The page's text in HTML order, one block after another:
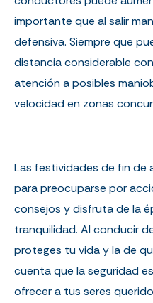
importante que al salir
defensiva. Siempre que
distancia considerable
atención a posibles
velocidad en zonas
Las festividades de fin de
para preocuparse por
consejos y disfruta de la
tranquilidad. Al conducir
proteges tu vida y la de
cuenta que la seguridad
ofrecer a tus seres